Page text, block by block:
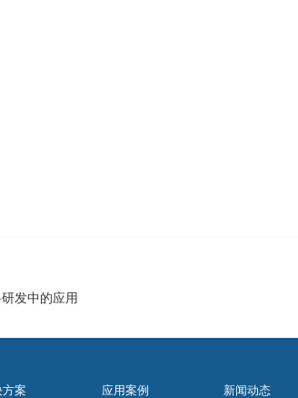
发中的应用
方案 应用案例 新闻动态